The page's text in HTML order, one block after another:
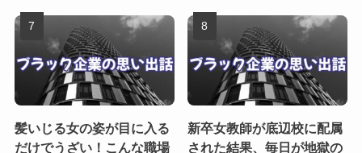
髪いじる女の姿が目に入る
だけでうざい！こんな職場
新卒女教師が底辺校に配属
された結果、毎日が地獄の